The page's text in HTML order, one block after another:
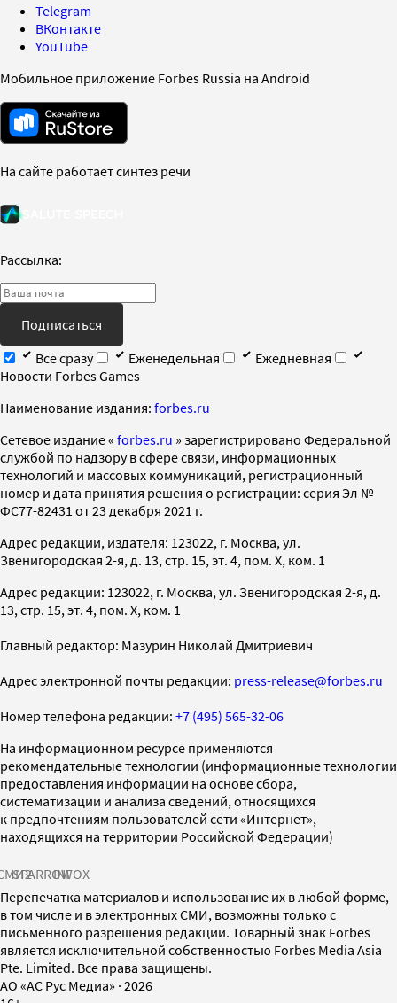
Telegram
ВКонтакте
YouTube
Мобильное приложение Forbes Russia на Android
На сайте работает синтез речи
Рассылка:
Подписаться
Все сразу
Еженедельная
Ежедневная
Новости Forbes Games
Наименование издания: forbes.ru
Cетевое издание « forbes.ru » зарегистрировано Федеральной
службой по надзору в сфере связи, информационных
технологий и массовых коммуникаций, регистрационный
номер и дата принятия решения о регистрации: серия Эл №
ФС77-82431 от 23 декабря 2021 г.
Адрес редакции, издателя: 123022, г. Москва, ул.
Звенигородская 2-я, д. 13, стр. 15, эт. 4, пом. X, ком. 1
Адрес редакции: 123022, г. Москва, ул. Звенигородская 2-я, д.
13, стр. 15, эт. 4, пом. X, ком. 1
Главный редактор: Мазурин Николай Дмитриевич
Адрес электронной почты редакции: press-release@forbes.ru
Номер телефона редакции: +7 (495) 565-32-06
На информационном ресурсе применяются
рекомендательные технологии (информационные технологии
предоставления информации на основе сбора,
систематизации и анализа сведений, относящихся
к предпочтениям пользователей сети «Интернет»,
находящихся на территории Российской Федерации)
SPARROWINFOX
Перепечатка материалов и использование их в любой форме,
в том числе и в электронных СМИ, возможны только с
письменного разрешения редакции. Товарный знак Forbes
является исключительной собственностью Forbes Media Asia
Pte. Limited. Все права защищены.
AO «АС Рус Медиа» · 2026